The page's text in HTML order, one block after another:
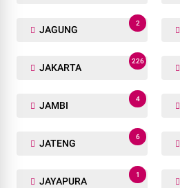
JAGUNG
2
JAKARTA
226
JAMBI
4
JATENG
6
JAYAPURA
1